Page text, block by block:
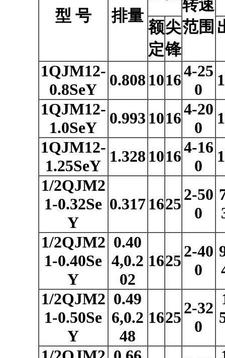
型 号 排量
转速
范围
额
定
尖
锋
1QJM12-
0.8SeY
0.808 10164-25
0
1QJM12-
1.0SeY
0.993 10164-20
0
1QJM12-
1.25SeY
1.328 10164-16
0
1/2QJM2
1-0.32Se
Y
0.3171625
2-50
0
1/2QJM2
1-0.40Se
Y
0.40
4,0.2
02
1625
2-40
0
1/2QJM2
1-0.50Se
Y
0.49
6,0.2
48
1625
2-32
0